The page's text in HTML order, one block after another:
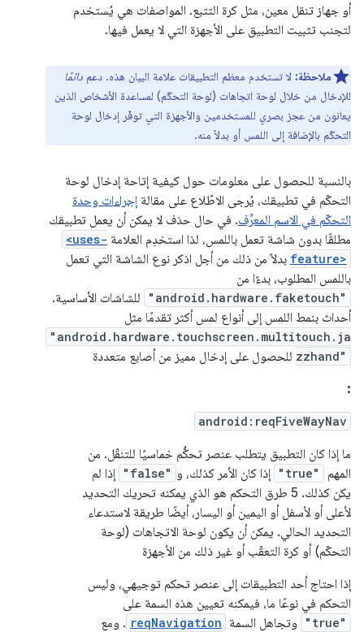
أو جهاز تنقل معين، مثل كرة التتبع. المواصفات هي يُستخدم
لتجنب تثبيت التطبيق على الأجهزة التي لا يعمل فيها.
ملاحظة: لا تستخدم معظم التطبيقات علامة البيان هذه. دعم دائمًا
للإدخال من خلال لوحة اتجاهات (لوحة التحكّم) لمساعدة الأشخاص الذين
يعانون من عجز بصري للمستخدمين والأجهزة التي توفّر إدخال لوحة
التحكّم بالإضافة إلى اللمس أو بدلاً منه.
بالنسبة للحصول على معلومات حول كيفية إتاحة إدخال لوحة
التحكّم في تطبيقك، يُرجى الاطّلاع على مقالة إجراءات وحدة
التحكّم في الاسم المعرِّف. في حال حذف لا يمكن أن يعمل تطبيقك
مطلقًا بدون شاشة تعمل باللمس، لذا استخدِم العلامة <uses-
feature> بدلاً من ذلك من أجل اذكر نوع الشاشة التي تعمل
باللمس المطلوب، بدءًا من
"android.hardware.faketouch"
للشاشات الأساسية.
أحداث بنمط اللمس إلى أنواع لمس أكثر تقدمًا مثل
"android.hardware.touchscreen.multitouch.ja
zzhand" للحصول على إدخال مميز من أصابع متعددة
:
android:reqFiveWayNav
ما إذا كان التطبيق يتطلب عنصر تحكُّم خماسيًا للتنقّل. من
المهم
"true" إذا كان الأمر كذلك، و "false"
إذا لم
يكن كذلك. 5 طرق التحكم هو الذي يمكنه تحريك التحديد
لأعلى أو لأسفل أو اليمين أو اليسار، أيضًا طريقة لاستدعاء
التحديد الحالي. يمكن أن يكون لوحة الاتجاهات (لوحة
التحكّم) أو كرة التعقّب أو غير ذلك من الأجهزة
إذا احتاج أحد التطبيقات إلى عنصر تحكم توجيهي، وليس
التحكم في نوعًا ما، فيمكنه تعيين هذه السمة على
"true" وتجاهل السمة reqNavigation . ومع